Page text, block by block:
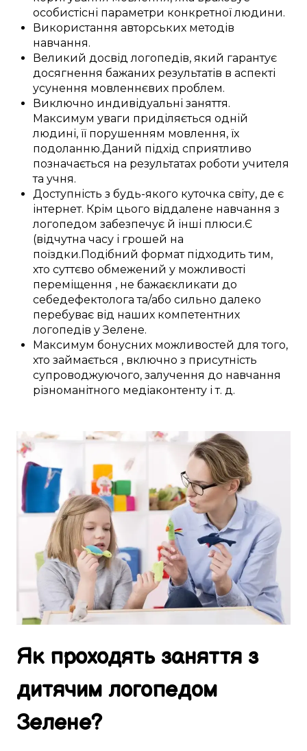
особистісні параметри конкретноїлюдини.
Використання авторських методів
навчання.
Великий досвідлогопедів, який гарантує
досягнення бажаних результатів в аспекті
усунення мовленнєвих проблем.
Виключно индивідуальні заняття.
Максимум уваги приділяється одній
людині, її порушенням мовлення, їх
подоланню.Даний підхід сприятливо
позначається на результатах роботи учителя
та учня.
Доступність з будь-якого куточка світу, де є
інтернет. Крім цього віддалене навчання з
логопедом забезпечує й інші плюси.Є
(відчутна часу і грошей на
поїздки.Подібний формат підходить тим,
хто суттєво обмежений у можливості
переміщення , не бажаєкликати до
себедефектолога та/або сильно далеко
перебуває від наших компетентних
логопедів уЗелене.
Максимум бонусних можливостей длятого,
хто займається , включно з присутність
супроводжуючого, залучення до навчання
різноманітного медіаконтенту і т. д.
Як проходять заняття з
дитячим логопедом
Зелене?